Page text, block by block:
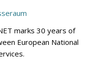
marks 30 years of
European National